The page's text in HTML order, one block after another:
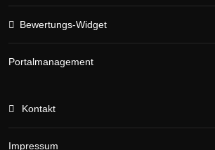
Bewertungs-Widget
Portalmanagement
Kontakt
Impressum